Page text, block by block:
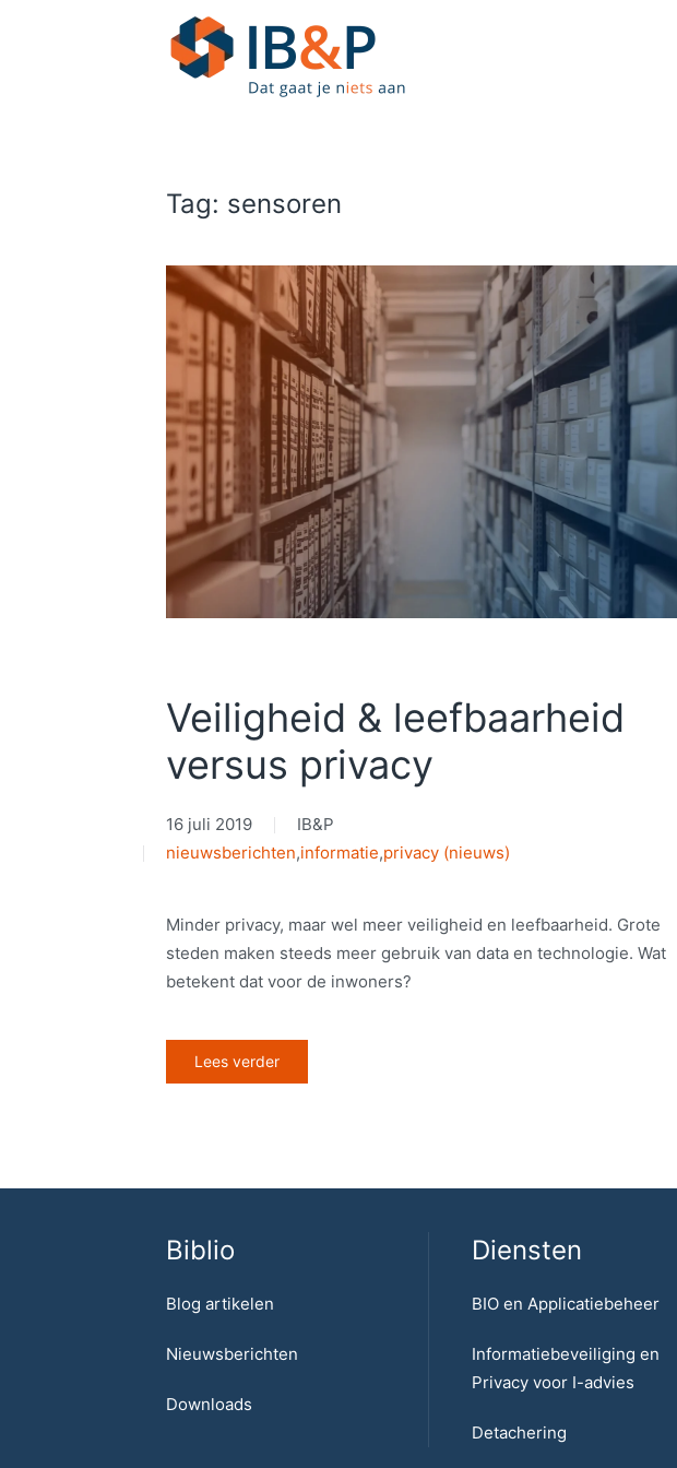
Skip to main content
Tag: sensoren
Veiligheid & leefbaarheid
versus privacy
16 juli 2019
IB&P
nieuwsberichten,informatie,privacy (nieuws)
Minder privacy, maar wel meer veiligheid en leefbaarheid. Grote
steden maken steeds meer gebruik van data en technologie. Wat
betekent dat voor de inwoners?
Lees verder
Biblio
Blog artikelen
Nieuwsberichten
Downloads
Diensten
BIO en Applicatiebeheer
Informatiebeveiliging en
Privacy voor I-advies
Detachering